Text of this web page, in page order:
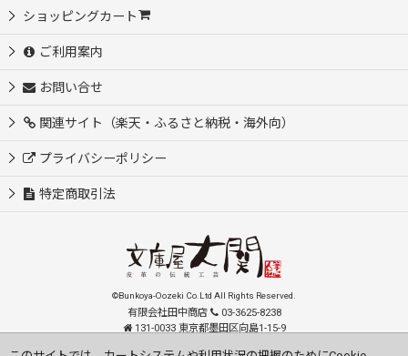
ショッピングカート
ご利用案内
お問い合せ
関連サイト（楽天・ふるさと納税・海外向）
プライバシーポリシー
特定商取引法
©Bunkoya-Oozeki Co.Ltd All Rights Reserved.
有限会社田中商店
03-3625-8238
131-0033 東京都墨田区向島1-15-9